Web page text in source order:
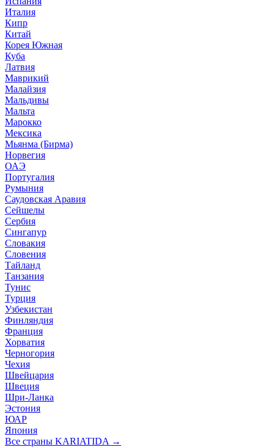
Италия
Кипр
Китай
Корея Южная
Куба
Латвия
Маврикий
Малайзия
Мальдивы
Мальта
Марокко
Мексика
Мьянма (Бирма)
Норвегия
ОАЭ
Португалия
Румыния
Саудовская Аравия
Сейшелы
Сербия
Сингапур
Словакия
Словения
Тайланд
Танзания
Тунис
Турция
Узбекистан
Финляндия
Франция
Хорватия
Черногория
Чехия
Швейцария
Швеция
Шри-Ланка
Эстония
ЮАР
Япония
Все страны KARIATIDA →